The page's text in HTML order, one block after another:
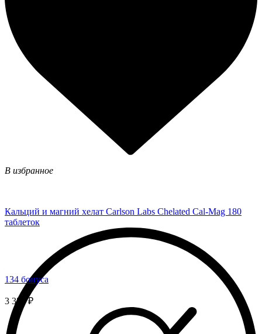
В избранное
Кальций и магний хелат Carlson Labs Chelated Cal-Mag 180
таблеток
134 бонуса
3 350 ₽